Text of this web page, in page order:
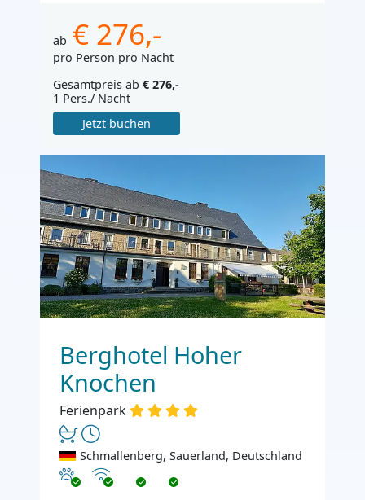
ab € 276,-
pro Person pro Nacht
Gesamtpreis ab € 276,-
1 Pers./ Nacht
Jetzt buchen
Berghotel Hoher
Knochen
Ferienpark
Schmallenberg, Sauerland, Deutschland
Haustiere erlaubt
Internet